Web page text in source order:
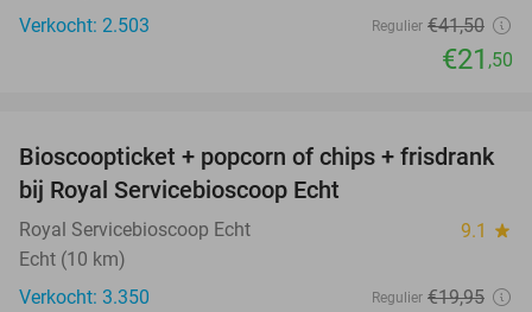
Verkocht: 2.503
Regulier €41,50
€21 ,50
34%
Bioscoopticket + popcorn of chips + frisdrank
bij Royal Servicebioscoop Echt
Royal Servicebioscoop Echt 9.1 star
Echt (10 km)
Verkocht: 3.350
Regulier €19,95